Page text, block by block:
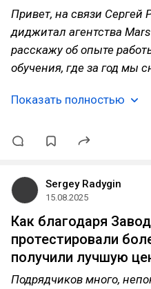
Привет, на связи Сергей
диджитал агентства
расскажу об опыте
обучения, где за год мы
Показать полностью
Sergey Radygin
15.08.2025
Как благодаря
протестировали
получили лучшую
Подрядчиков много,